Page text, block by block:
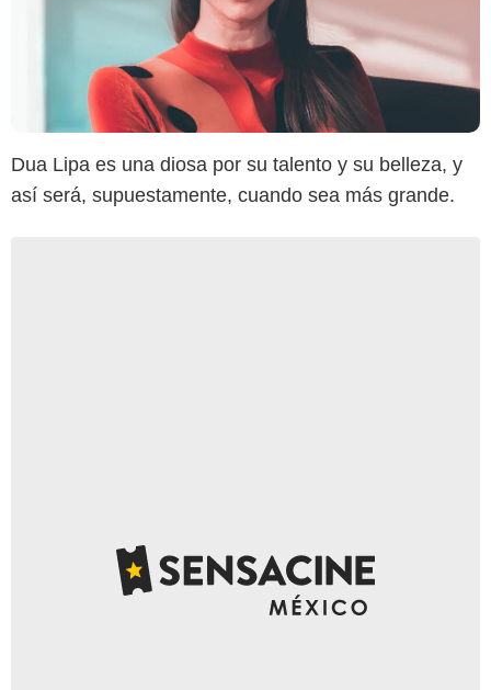
Dua Lipa es una diosa por su talento y su belleza, y
así será, supuestamente, cuando sea más grande.